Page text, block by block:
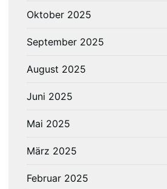
Oktober 2025
September 2025
August 2025
Juni 2025
Mai 2025
März 2025
Februar 2025